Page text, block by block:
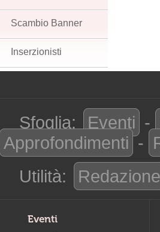
Scambio Banner
Inserzionisti
Sfoglia: Eventi -
Approfondimenti -
Utilità:
Redazione
Eventi